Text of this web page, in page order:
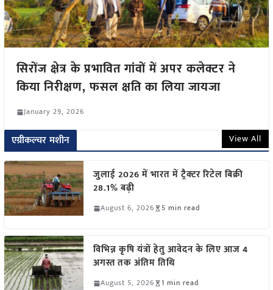
सिरोंज क्षेत्र के प्रभावित गांवों में अपर कलेक्टर ने
किया निरीक्षण, फसल क्षति का लिया जायजा
January 29, 2026
एग्रीकल्चर मशीन View All
जुलाई 2026 में भारत में ट्रैक्टर रिटेल बिक्री
28.1% बढ़ी
August 6, 2026 5 min read
विभिन्न कृषि यंत्रों हेतु आवेदन के लिए आज 4
अगस्त तक अंतिम तिथि
August 5, 2026 1 min read